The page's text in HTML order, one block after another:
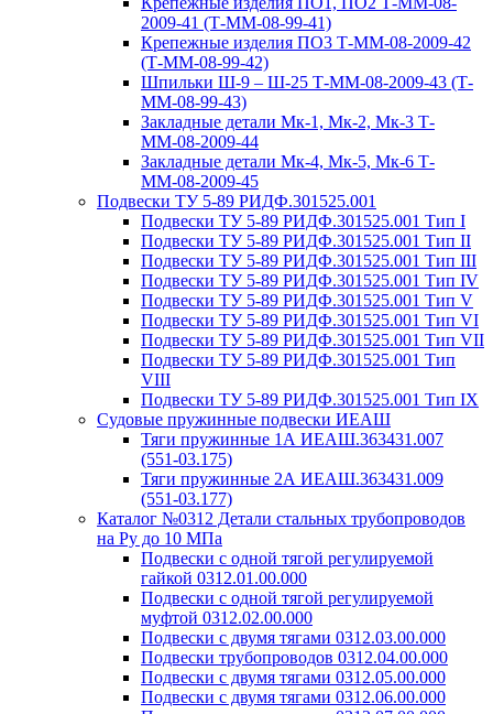
2009-41 (Т-ММ-08-99-41)
Крепежные изделия ПО3 Т-ММ-08-2009-42
(Т-ММ-08-99-42)
Шпильки Ш-9 – Ш-25 Т-ММ-08-2009-43 (Т-
ММ-08-99-43)
Закладные детали Мк-1, Мк-2, Мк-3 Т-
ММ-08-2009-44
Закладные детали Мк-4, Мк-5, Мк-6 Т-
ММ-08-2009-45
Подвески ТУ 5-89 РИДФ.301525.001
Подвески ТУ 5-89 РИДФ.301525.001 Тип I
Подвески ТУ 5-89 РИДФ.301525.001 Тип II
Подвески ТУ 5-89 РИДФ.301525.001 Тип III
Подвески ТУ 5-89 РИДФ.301525.001 Тип IV
Подвески ТУ 5-89 РИДФ.301525.001 Тип V
Подвески ТУ 5-89 РИДФ.301525.001 Тип VI
Подвески ТУ 5-89 РИДФ.301525.001 Тип VII
Подвески ТУ 5-89 РИДФ.301525.001 Тип
VIII
Подвески ТУ 5-89 РИДФ.301525.001 Тип IX
Судовые пружинные подвески ИЕАШ
Тяги пружинные 1А ИЕАШ.363431.007
(551-03.175)
Тяги пружинные 2А ИЕАШ.363431.009
(551-03.177)
Каталог №0312 Детали стальных трубопроводов
на Ру до 10 МПа
Подвески с одной тягой регулируемой
гайкой 0312.01.00.000
Подвески с одной тягой регулируемой
муфтой 0312.02.00.000
Подвески с двумя тягами 0312.03.00.000
Подвески трубопроводов 0312.04.00.000
Подвески с двумя тягами 0312.05.00.000
Подвески с двумя тягами 0312.06.00.000